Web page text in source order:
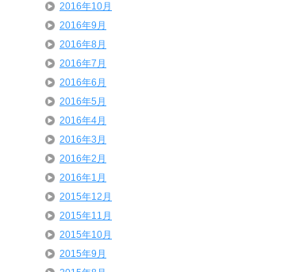
2016年10月
2016年9月
2016年8月
2016年7月
2016年6月
2016年5月
2016年4月
2016年3月
2016年2月
2016年1月
2015年12月
2015年11月
2015年10月
2015年9月